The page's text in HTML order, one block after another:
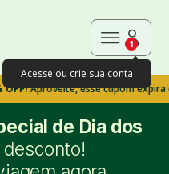
1
Acesse ou crie sua conta
esse cupom expira em
de Dia dos
desconto!